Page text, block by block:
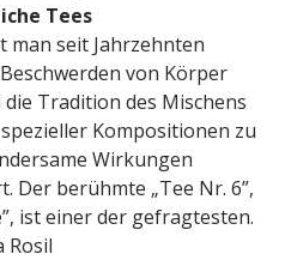
Tees
man seit Jahrzehnten
von Körper
die Tradition des Mischens
Kompositionen zu
Wirkungen
Der berühmte „Tee Nr. 6”,
ist einer der gefragtesten.
Rosil